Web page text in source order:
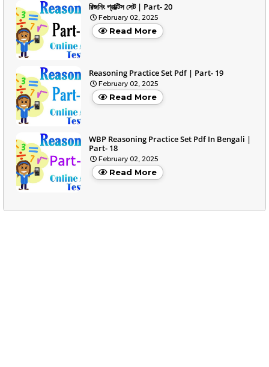
রিজনিং প্রাক্টিস সেট | Part- 20
February 02, 2025
Read More
Reasoning Practice Set Pdf | Part- 19
February 02, 2025
Read More
WBP Reasoning Practice Set Pdf In Bengali |
Part- 18
February 02, 2025
Read More